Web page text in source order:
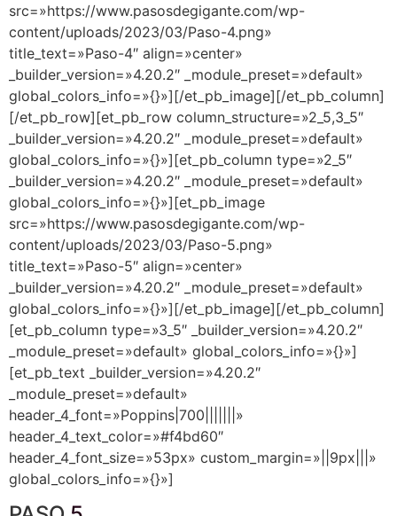
src=»https://www.pasosdegigante.com/wp-
content/uploads/2023/03/Paso-4.png»
title_text=»Paso-4″ align=»center»
_builder_version=»4.20.2″ _module_preset=»default»
global_colors_info=»{}»][/et_pb_image][/et_pb_column]
[/et_pb_row][et_pb_row column_structure=»2_5,3_5″
_builder_version=»4.20.2″ _module_preset=»default»
global_colors_info=»{}»][et_pb_column type=»2_5″
_builder_version=»4.20.2″ _module_preset=»default»
global_colors_info=»{}»][et_pb_image
src=»https://www.pasosdegigante.com/wp-
content/uploads/2023/03/Paso-5.png»
title_text=»Paso-5″ align=»center»
_builder_version=»4.20.2″ _module_preset=»default»
global_colors_info=»{}»][/et_pb_image][/et_pb_column]
[et_pb_column type=»3_5″ _builder_version=»4.20.2″
_module_preset=»default» global_colors_info=»{}»]
[et_pb_text _builder_version=»4.20.2″
_module_preset=»default»
header_4_font=»Poppins|700|||||||»
header_4_text_color=»#f4bd60″
header_4_font_size=»53px» custom_margin=»||9px|||»
global_colors_info=»{}»]